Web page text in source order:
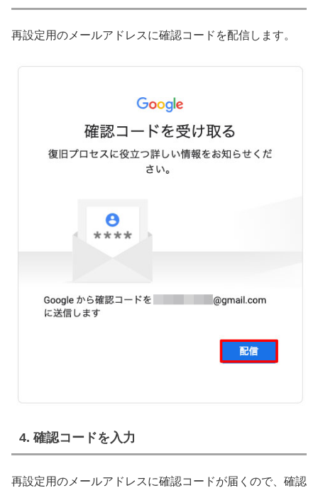
再設定用のメールアドレスに確認コードを配信します。
4. 確認コードを入力
再設定用のメールアドレスに確認コードが届くので、確認